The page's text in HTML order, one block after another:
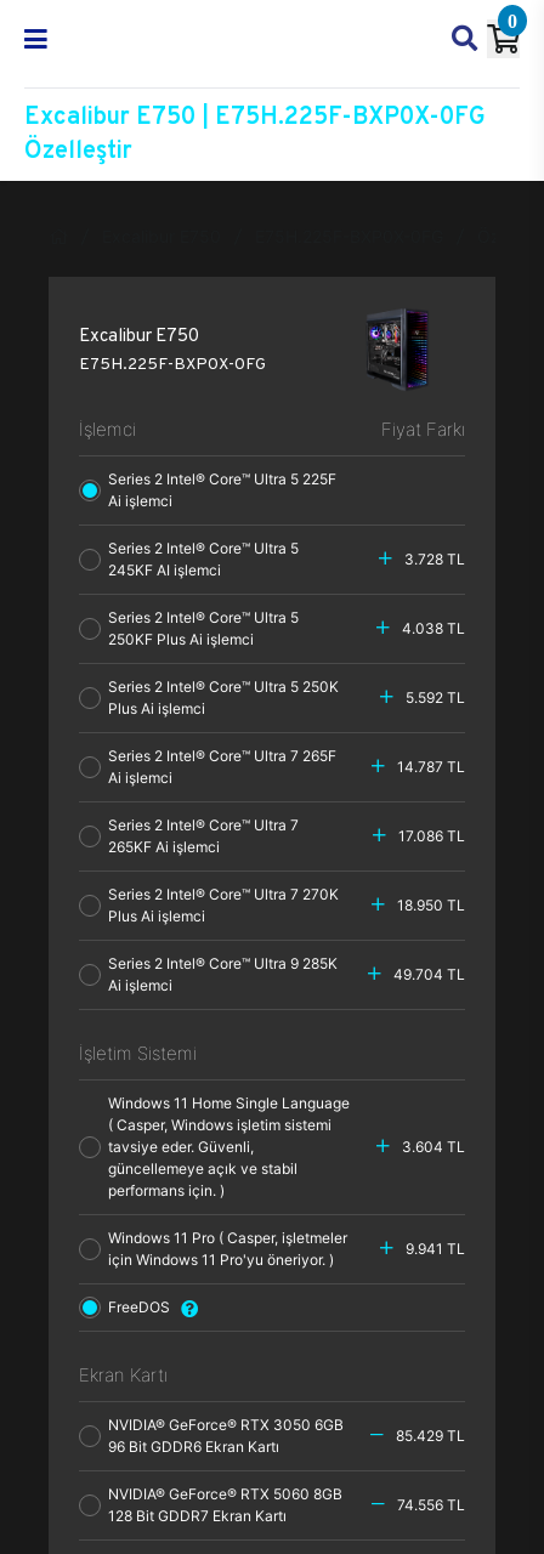
0
Excalibur E750 | E75H.225F-BXP0X-0FG
Özelleştir
Excalibur E750
E75H.225F-BXP0X-0FG
İşlemci Fiyat Farkı
Series 2 Intel® Core™ Ultra 5 225F
Ai işlemci
Series 2 Intel® Core™ Ultra 5
245KF AI işlemci
3.728 TL
Series 2 Intel® Core™ Ultra 5
250KF Plus Ai işlemci
4.038 TL
Series 2 Intel® Core™ Ultra 5 250K
Plus Ai işlemci
5.592 TL
Series 2 Intel® Core™ Ultra 7 265F
Ai işlemci
14.787 TL
Series 2 Intel® Core™ Ultra 7
265KF Ai işlemci
17.086 TL
Series 2 Intel® Core™ Ultra 7 270K
Plus Ai işlemci
18.950 TL
Series 2 Intel® Core™ Ultra 9 285K
Ai işlemci
49.704 TL
İşletim Sistemi
Windows 11 Home Single Language
( Casper, Windows işletim sistemi
tavsiye eder. Güvenli,
güncellemeye açık ve stabil
performans için. )
3.604 TL
Windows 11 Pro ( Casper, işletmeler
için Windows 11 Pro'yu öneriyor. )
9.941 TL
FreeDOS
Ekran Kartı
NVIDIA® GeForce® RTX 3050 6GB
96 Bit GDDR6 Ekran Kartı
85.429 TL
NVIDIA® GeForce® RTX 5060 8GB
128 Bit GDDR7 Ekran Kartı
74.556 TL